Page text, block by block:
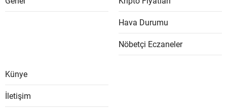
Hava Durumu
Nöbetçi Eczaneler
Künye
İletişim